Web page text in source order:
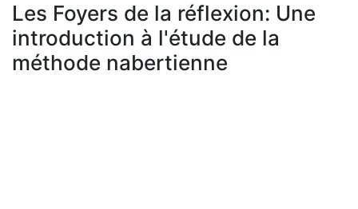
À propos
Les Foyers de la réflexion: Une
introduction à l'étude de la
méthode nabertienne